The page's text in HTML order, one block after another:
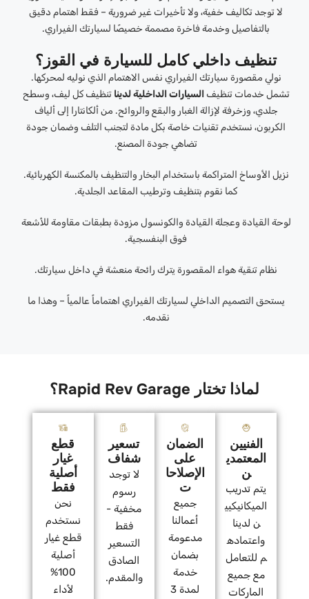
لا توجد تكاليف خفية، ولا تأخيرات غير ضرورية – فقط اهتمام دقيق
بالتفاصيل وخدمة فاخرة مصممة خصيصًا لسيارتك الفيراري.
تنظيف داخلي كامل للسيارة في القوز؟
نولي مقصورة سيارتك الفيراري نفس الاهتمام الذي نوليه لمحركها.
تشمل خدمات تنظيف السيارات الداخلية لدينا تنظيف كل ليف، وسطح
جلدي، وزخرفة لإزالة الغبار والبقع والروائح. من ألكانتارا إلى ألياف
الكربون، نستخدم تقنيات خاصة بكل مادة لتجنب التلف وضمان جودة
تضاهي جودة المصنع.
نزيل الأوساخ المتراكمة باستخدام البخار والتنظيف بالمكنسة الكهربائية.
كما نقوم بتنظيف وترطيب المقاعد الجلدية.
لوحة القيادة وعجلة القيادة والكونسول مزودة بطبقات مقاومة للأشعة
فوق البنفسجية.
نظام تنقية هواء المقصورة يترك رائحة منعشة في داخل سيارتك.
يستحق التصميم الداخلي لسيارتك الفيراري اهتماماً عالمياً – وهذا ما
نقدمه.
لماذا تختار Rapid Rev Garage؟
الفنيين
المعتمدي
ن
يتم تدريب
الميكانيكيي
ن لدينا
واعتماده
م للتعامل
مع جميع
الماركات
الضمان
على
الإصلاحا
ت
جميع
أعمالنا
مدعومة
بضمان
خدمة
لمدة 3
تسعير
شفاف
لا توجد
رسوم
مخفية -
فقط
التسعير
الصادق
والمقدم.
قطع
غيار
أصلية
فقط
نحن
نستخدم
قطع غيار
أصلية
100%
لأداء